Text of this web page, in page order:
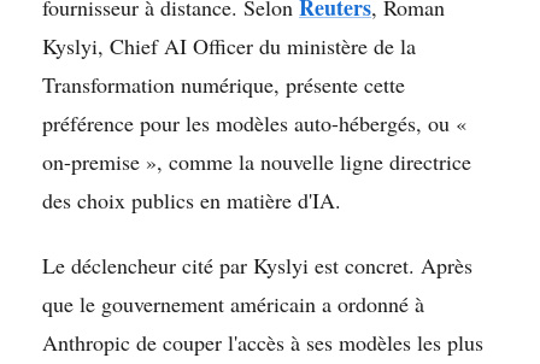
fournisseur à distance. Selon Reuters, Roman
Kyslyi, Chief AI Officer du ministère de la
Transformation numérique, présente cette
préférence pour les modèles auto-hébergés, ou «
on-premise », comme la nouvelle ligne directrice
des choix publics en matière d'IA.
Le déclencheur cité par Kyslyi est concret. Après
que le gouvernement américain a ordonné à
Anthropic de couper l'accès à ses modèles les plus